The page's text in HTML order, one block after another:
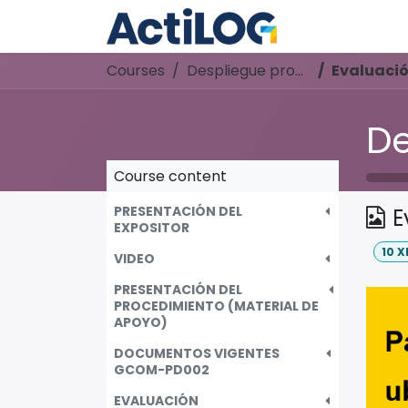
Courses Despliegue procedimiento Evaluación
Course content
PRESENTACIÓN DEL
EXPOSITOR
VIDEO
PRESENTACIÓN DEL
PROCEDIMIENTO (MATERIAL DE
APOYO)
DOCUMENTOS VIGENTES
GCOM-PD002
EVALUACIÓN
10